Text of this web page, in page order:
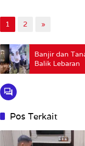
1 2 »
Banjir dan
Balik Lebaran
Pos Terkait